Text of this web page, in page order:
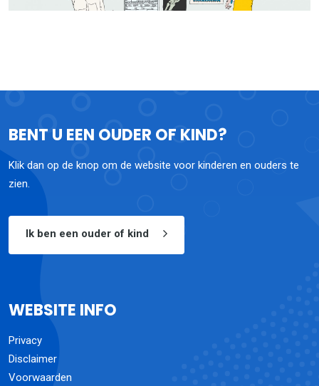
BENT U EEN OUDER OF KIND?
Klik dan op de knop om de website voor kinderen en ouders te
zien.
Ik ben een ouder of kind
WEBSITE INFO
Privacy
Disclaimer
Voorwaarden